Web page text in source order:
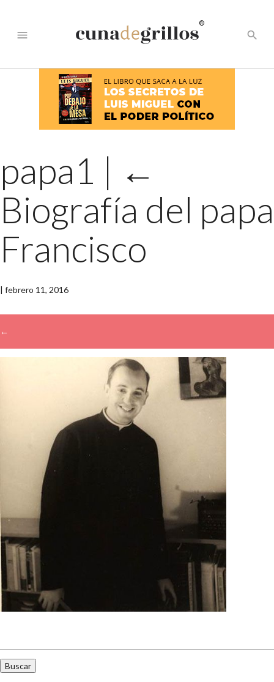
menu
®
search
papa1 | ←
Biografía del papa
Francisco
| febrero 11, 2016
←